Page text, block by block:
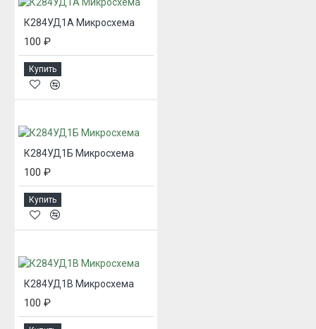
К284УД1А Микросхема
100 ₽
Купить
К284УД1Б Микросхема
100 ₽
Купить
К284УД1В Микросхема
100 ₽